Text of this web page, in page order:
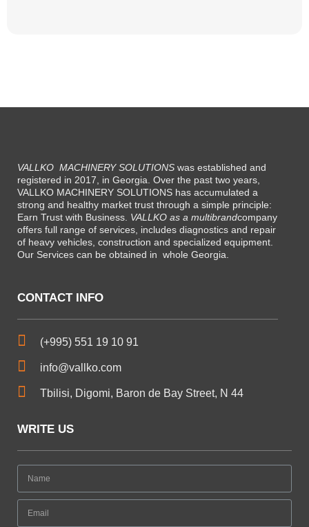
VALLKO MACHINERY SOLUTIONS was established and
registered in 2017, in Georgia. Over the past two years,
VALLKO MACHINERY SOLUTIONS has accumulated a
strong and healthy market trust through a simple principle:
Earn Trust with Business VALLKO as a multibrandcompany
offers full range of services, includes diagnostics and repair
of heavy vehicles, construction and specialized equipment.
Our Services can be obtained in whole Georgia.
CONTACT INFO
(+995) 551 19 10 91
info@vallko.com
Tbilisi, Digomi, Baron de Bay Street, N 44
WRITE US